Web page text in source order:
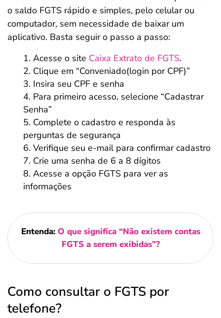
o saldo FGTS rápido e simples, pelo celular ou
computador, sem necessidade de baixar um
aplicativo. Basta seguir o passo a passo:
Acesse o site Caixa Extrato de FGTS.
Clique em “Conveniado(login por CPF)”
Insira seu CPF e senha
Para primeiro acesso, selecione “Cadastrar
Senha”
Complete o cadastro e responda às
perguntas de segurança
Verifique seu e-mail para confirmar cadastro
Crie uma senha de 6 a 8 dígitos
Acesse a opção FGTS para ver as
informações
Entenda: O que significa “Não existem contas
FGTS a serem exibidas”?
Como consultar o FGTS por
telefone?